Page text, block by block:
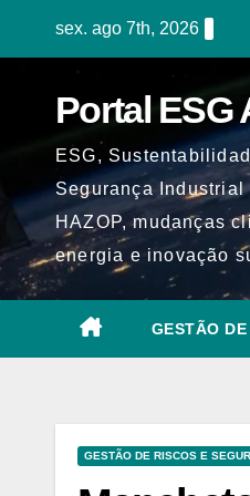
sex. ago 7th, 2026
Portal ESG
ESG,
Segurança
HAZOP, mudanças
energia e inovação
GESTÃO
GESTÃO DE RISCOS E